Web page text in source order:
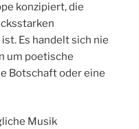
konzipiert, die
Es handelt sich nie
um poetische
Botschaft oder eine
Musik